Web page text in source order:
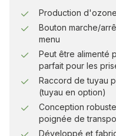
Production
Bouton marche/
menu
Peut être alimenté
parfait pour les
Raccord de tuyau
(tuyau en option)
Conception
poignée de
Développé et